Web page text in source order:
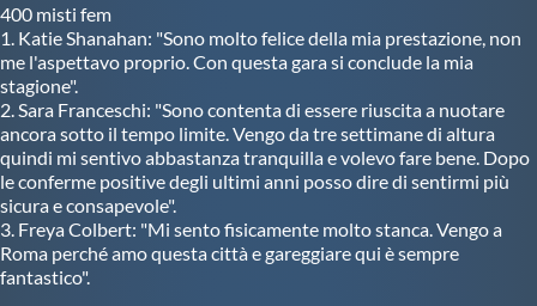
400 misti fem
1. Katie Shanahan: "Sono molto felice della mia prestazione, non
me l'aspettavo proprio. Con questa gara si conclude la mia
stagione".
2. Sara Franceschi: "Sono contenta di essere riuscita a nuotare
ancora sotto il tempo limite. Vengo da tre settimane di altura
quindi mi sentivo abbastanza tranquilla e volevo fare bene. Dopo
le conferme positive degli ultimi anni posso dire di sentirmi più
sicura e consapevole".
3. Freya Colbert: "Mi sento fisicamente molto stanca. Vengo a
Roma perché amo questa città e gareggiare qui è sempre
fantastico".